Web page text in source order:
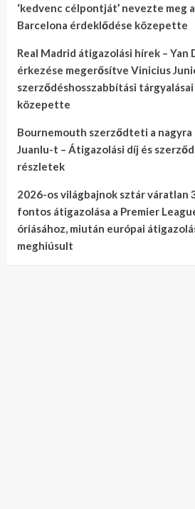
‘kedvenc célpontját’ nevezte meg a
Barcelona érdeklődése közepette
Real Madrid átigazolási hírek – Yan
érkezése megerősítve Vinicius
szerződéshosszabbítási tárgyalásai
közepette
Bournemouth szerződteti a
Juanlu-t – Átigazolási díj és
részletek
2026-os világbajnok sztár váratlan
fontos átigazolása a Premier
óriásához, miután európai
meghiúsult